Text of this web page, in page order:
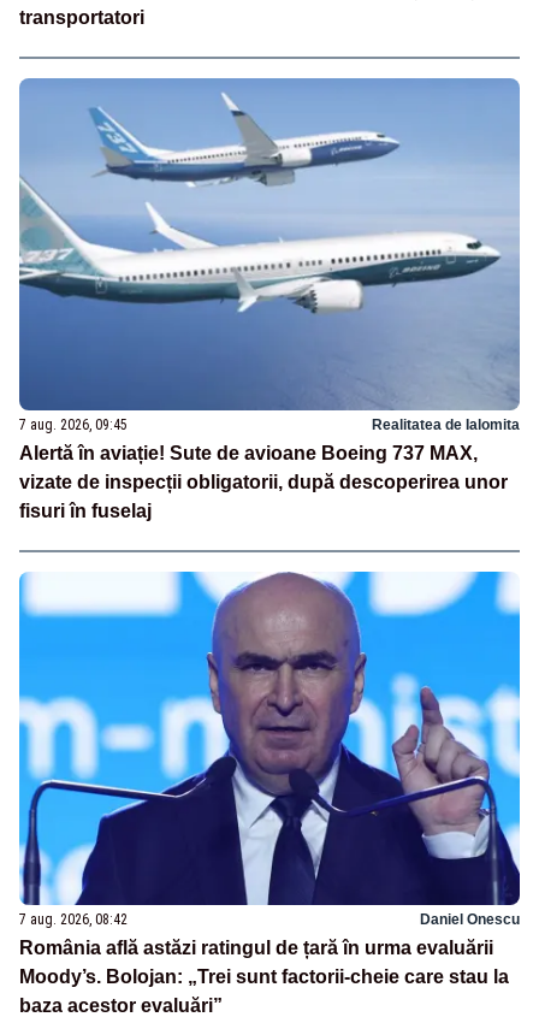
transportatori
7 aug. 2026, 09:45 Realitatea de Ialomita
Alertă în aviație! Sute de avioane Boeing 737 MAX,
vizate de inspecții obligatorii, după descoperirea unor
fisuri în fuselaj
7 aug. 2026, 08:42 Daniel Onescu
România află astăzi ratingul de țară în urma evaluării
Moody’s. Bolojan: „Trei sunt factorii-cheie care stau la
baza acestor evaluări”